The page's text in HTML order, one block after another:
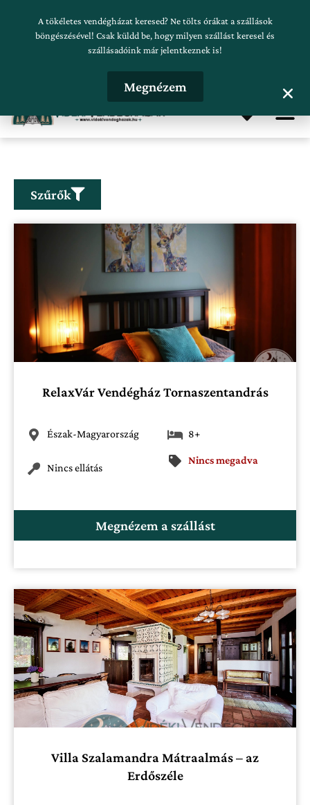
Szálláskeresés beküldése
Szűrők
RelaxVár Vendégház Tornaszentandrás
Észak-Magyarország
Nincs ellátás
8+
Nincs megadva
Megnézem a szállást
Villa Szalamandra Mátraalmás – az
Erdőszéle
A tökéletes vendégházat keresed? Ne tölts órákat a szállások
böngészésével! Csak küldd be, hogy milyen szállást keresel és
szállásadóink már jelentkeznek is!
Megnézem